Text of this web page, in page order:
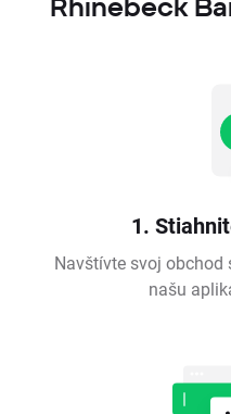
Rhinebeck
1.
Navštívte svoj
našu